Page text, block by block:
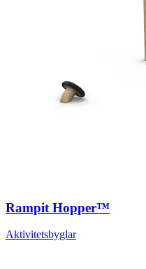
Rampit Hopper™
Aktivitetsbyglar